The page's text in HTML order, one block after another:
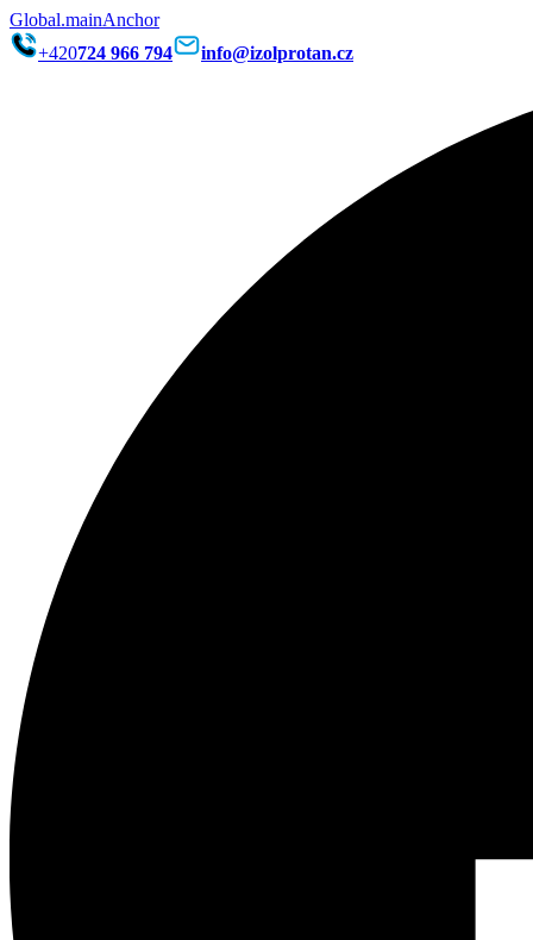
Global.mainAnchor
+420724 966 794 info@izolprotan.cz